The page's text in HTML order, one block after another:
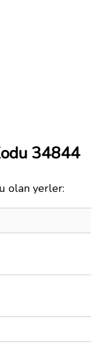
34844
olan yerler: